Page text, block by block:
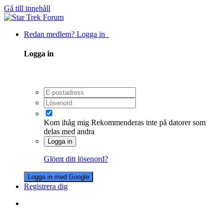
Gå till innehåll
Redan medlem? Logga in
Logga in
Kom ihåg mig Rekommenderas inte på datorer som
delas med andra
Logga in
Glömt ditt lösenord?
Logga in med Google
Registrera dig